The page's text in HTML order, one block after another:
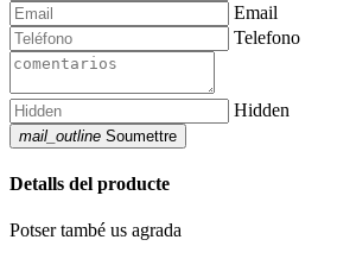
Email
Telefono
Hidden
mail_outline Soumettre
Detalls del producte
Potser també us agrada